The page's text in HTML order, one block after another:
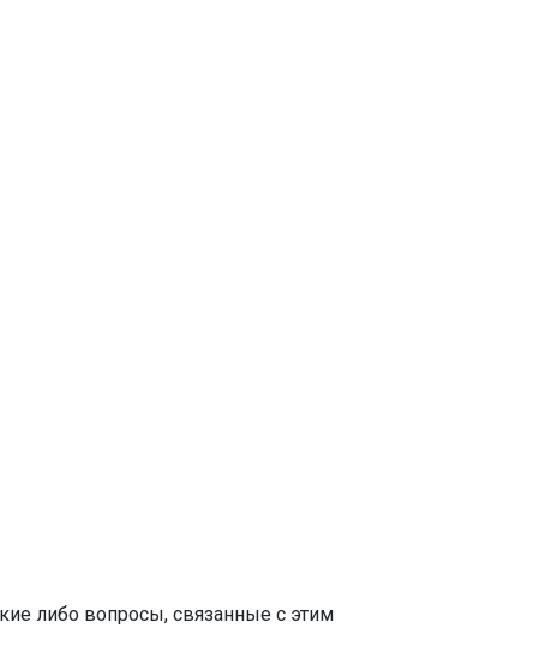
либо вопросы, связанные с этим